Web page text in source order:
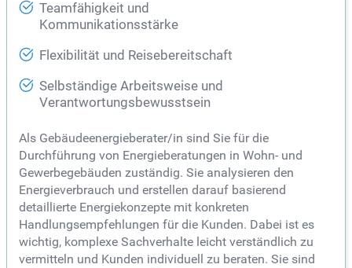
Teamfähigkeit und
Kommunikationsstärke
Flexibilität und Reisebereitschaft
Selbständige Arbeitsweise und
Verantwortungsbewusstsein
Als Gebäudeenergieberater/in sind Sie für die
Durchführung von Energieberatungen in Wohn- und
Gewerbegebäuden zuständig. Sie analysieren den
Energieverbrauch und erstellen darauf basierend
detaillierte Energiekonzepte mit konkreten
Handlungsempfehlungen für die Kunden. Dabei ist es
wichtig, komplexe Sachverhalte leicht verständlich zu
vermitteln und Kunden individuell zu beraten. Sie sind